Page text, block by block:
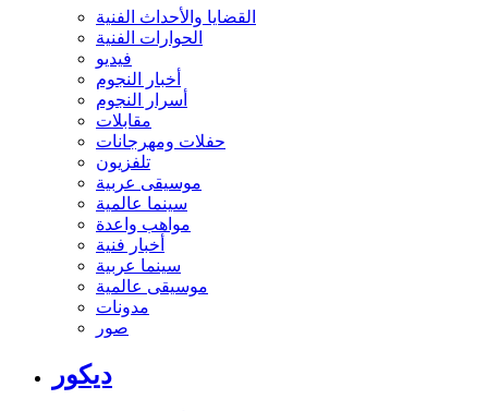
القضايا والأحداث الفنية
الحوارات الفنية
فيديو
أخبار النجوم
أسرار النجوم
مقابلات
حفلات ومهرجانات
تلفزيون
موسيقى عربية
سينما عالمية
مواهب واعدة
أخبار فنية
سينما عربية
موسيقى عالمية
مدونات
صور
ديكور